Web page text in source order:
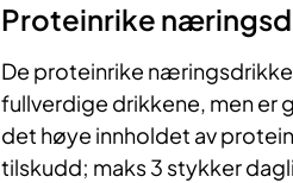
Proteinrike
De proteinrike
fullverdige drikkene, men er
det høye innholdet av
tilskudd; maks 3 stykker